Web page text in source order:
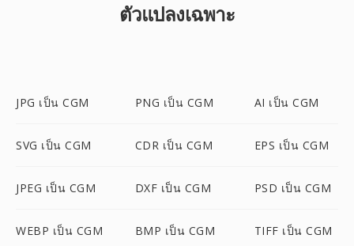
ตัวแปลงเฉพาะ
JPG เป็น CGM PNG เป็น CGM AI เป็น CGM
SVG เป็น CGM CDR เป็น CGM EPS เป็น CGM
JPEG เป็น CGM DXF เป็น CGM PSD เป็น CGM
WEBP เป็น CGM BMP เป็น CGM TIFF เป็น CGM